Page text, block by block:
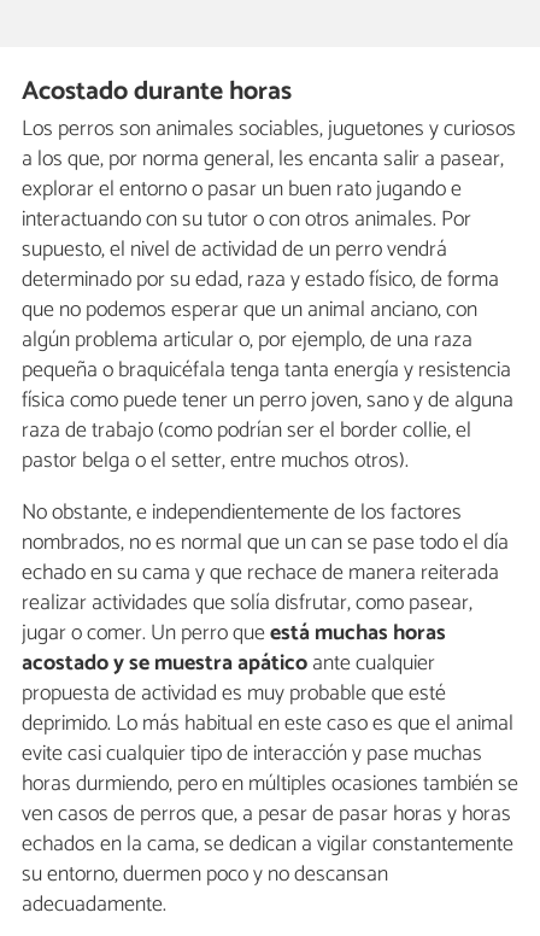
Acostado durante horas
Los perros son animales sociables, juguetones y curiosos
a los que, por norma general, les encanta salir a pasear,
explorar el entorno o pasar un buen rato jugando e
interactuando con su tutor o con otros animales. Por
supuesto, el nivel de actividad de un perro vendrá
determinado por su edad, raza y estado físico, de forma
que no podemos esperar que un animal anciano, con
algún problema articular o, por ejemplo, de una raza
pequeña o braquicéfala tenga tanta energía y resistencia
física como puede tener un perro joven, sano y de alguna
raza de trabajo (como podrían ser el border collie, el
pastor belga o el setter, entre muchos otros).
No obstante, e independientemente de los factores
nombrados, no es normal que un can se pase todo el día
echado en su cama y que rechace de manera reiterada
realizar actividades que solía disfrutar, como pasear,
jugar o comer. Un perro queestá muchas horas
acostado y se muestra apáticoante cualquier
propuesta de actividad es muy probable que esté
deprimido. Lo más habitual en este caso es que el animal
evite casi cualquier tipo de interacción y pase muchas
horas durmiendo, pero en múltiples ocasiones también se
ven casos de perros que, a pesar de pasar horas y horas
echados en la cama, se dedican a vigilar constantemente
su entorno, duermen poco y no descansan
adecuadamente.